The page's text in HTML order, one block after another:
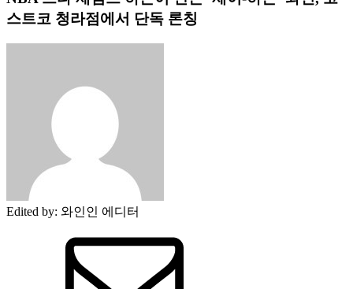
스트코 청라점에서 단독 론칭
Edited by: 와인인 에디터